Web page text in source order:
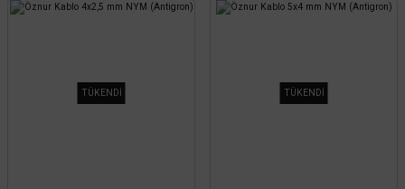
TÜKENDİ TÜKENDİ